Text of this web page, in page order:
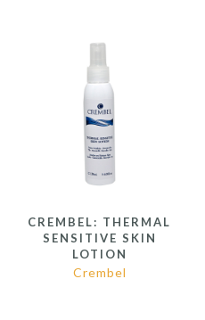
CREMBEL: THERMAL
SENSITIVE SKIN
LOTION
Crembel